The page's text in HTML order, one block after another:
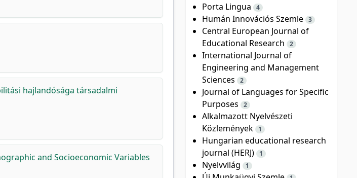
hajlandósága társadalmi
and Socioeconomic Variables
Porta Lingua 4
Humán Innovációs Szemle 3
Central European Journal of
Educational Research
2
International Journal of
Engineering and Management
Sciences
2
Journal of Languages for Specific
Purposes
2
Alkalmazott Nyelvészeti
Közlemények
1
Hungarian educational research
journal (HERJ)
1
Nyelvvilág 1